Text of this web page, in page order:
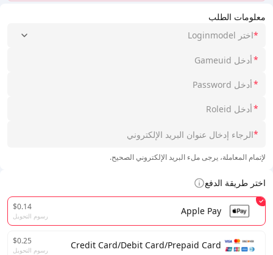
معلومات الطلب
*اختر Loginmodel
*
*
*
*
لإتمام المعاملة، يرجى ملء البريد الإلكتروني الصحيح.
اختر طريقة الدفع
Apple Pay
$0.14
رسوم التحويل
Credit Card/Debit Card/Prepaid Card
$0.25
رسوم التحويل